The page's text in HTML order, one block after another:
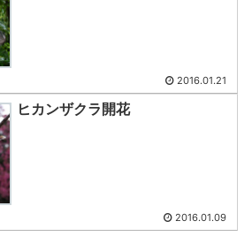
2016.01.21
ヒカンザクラ開花
2016.01.09